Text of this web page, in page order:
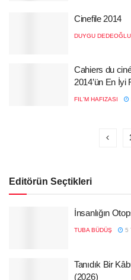
Cinefile 2014
DUYGU DEDEOĞLU
Cahiers du
2014’ün En İyi
FIL'M HAFIZASI
Editörün Seçtikleri
İnsanlığın
TUBA BÜDÜŞ 5
Tanıdık Bir
(2026)